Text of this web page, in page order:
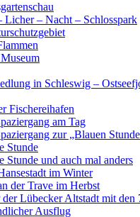
Licher – Nacht – Schlosspark
in Schleswig –
Fischereihafen
am Tag
zur „Blauen
Stunde
Stunde und auch mal anders
im Winter
der Trave im Herbst
der Lübecker Altstadt mit den
Ausflug